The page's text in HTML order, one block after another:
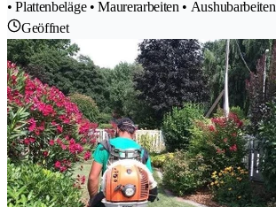
• Plattenbeläge • Maurerarbeiten • Aushubarbeiten
Geöffnet